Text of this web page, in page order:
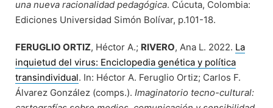
una nueva racionalidad pedagógica. Cúcuta, Colombia:
Ediciones Universidad Simón Bolívar, p.101-18.
FERUGLIO ORTIZ, Héctor A.; RIVERO, Ana L. 2022. La
inquietud del virus: Enciclopedia genética y política
transindividual. In: Héctor A. Feruglio Ortiz; Carlos F.
Álvarez González (comps.). Imaginatorio tecno-cultural: